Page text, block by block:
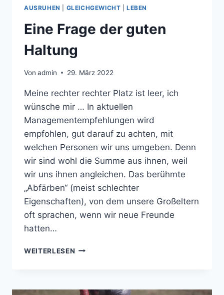
AUSRUHEN GLEICHGEWICHT |LEBEN
Eine Frage der guten
Haltung
Von admin 29. März 2022
Meine rechter rechter Platz ist leer, ich
wünsche mir … In aktuellen
Managementempfehlungen wird
empfohlen, gut darauf zu achten, mit
welchen Personen wir uns umgeben. Denn
wir sind wohl die Summe aus ihnen, weil
wir uns ihnen angleichen. Das berühmte
„Abfärben“ (meist schlechter
Eigenschaften), von dem unsere Großeltern
oft sprachen, wenn wir neue Freunde
hatten…
WEITERLESEN EINE
HALTUNG